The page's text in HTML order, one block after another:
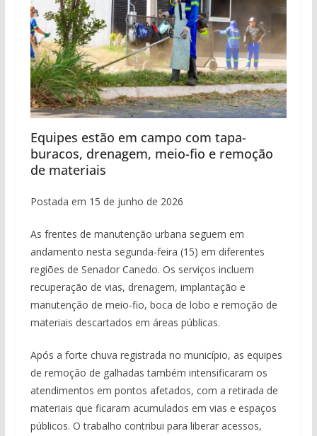
Equipes estão em campo com tapa-
buracos, drenagem, meio-fio e remoção
de materiais
Postada em 15 de junho de 2026
As frentes de manutenção urbana seguem em
andamento nesta segunda-feira (15) em diferentes
regiões de Senador Canedo. Os serviços incluem
recuperação de vias, drenagem, implantação e
manutenção de meio-fio, boca de lobo e remoção de
materiais descartados em áreas públicas.
Após a forte chuva registrada no município, as equipes
de remoção de galhadas também intensificaram os
atendimentos em pontos afetados, com a retirada de
materiais que ficaram acumulados em vias e espaços
públicos. O trabalho contribui para liberar acessos,